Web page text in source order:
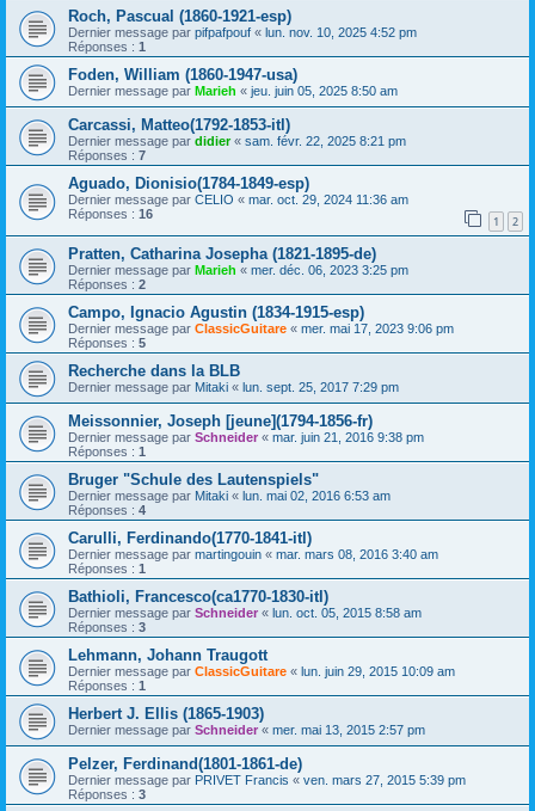
Roch, Pascual (1860-1921-esp)
Dernier message par pifpafpouf « lun. nov. 10, 2025 4:52 pm
Réponses : 1
Foden, William (1860-1947-usa)
Dernier message par Marieh « jeu. juin 05, 2025 8:50 am
Carcassi, Matteo(1792-1853-itl)
Dernier message par didier« sam. févr. 22, 2025 8:21 pm
Réponses : 7
Aguado, Dionisio(1784-1849-esp)
Dernier message par CELIO « mar. oct. 29, 2024 11:36 am
Réponses : 16 1 2
Pratten, Catharina Josepha (1821-1895-de)
Dernier message par Marieh « mer. déc. 06, 2023 3:25 pm
Réponses : 2
Campo, Ignacio Agustin (1834-1915-esp)
Dernier message par ClassicGuitare « mer. mai 17, 2023 9:06 pm
Réponses : 5
Recherche dans la BLB
Dernier message par Mitaki « lun. sept. 25, 2017 7:29 pm
Meissonnier, Joseph [jeune](1794-1856-fr)
Dernier message par Schneider « mar. juin 21, 2016 9:38 pm
Réponses : 1
Bruger "Schule des Lautenspiels"
Dernier message par Mitaki « lun. mai 02, 2016 6:53 am
Réponses : 4
Carulli, Ferdinando(1770-1841-itl)
Dernier message par martingouin « mar. mars 08, 2016 3:40 am
Réponses : 1
Bathioli, Francesco(ca1770-1830-itl)
Dernier message par Schneider « lun. oct. 05, 2015 8:58 am
Réponses : 3
Lehmann, Johann Traugott
Dernier message par ClassicGuitare « lun. juin 29, 2015 10:09 am
Réponses : 1
Herbert J. Ellis (1865-1903)
Dernier message par Schneider « mer. mai 13, 2015 2:57 pm
Pelzer, Ferdinand(1801-1861-de)
Dernier message par PRIVET Francis « ven. mars 27, 2015 5:39 pm
Réponses : 3